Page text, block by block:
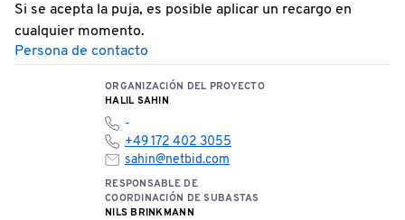
Si se acepta la puja, es posible aplicar un recargo en
cualquier momento.
Persona de contacto
ORGANIZACIÓN DEL PROYECTO
HALIL SAHIN
-
+49 172 402 3055
sahin@netbid.com
RESPONSABLE DE
COORDINACIÓN DE SUBASTAS
NILS BRINKMANN